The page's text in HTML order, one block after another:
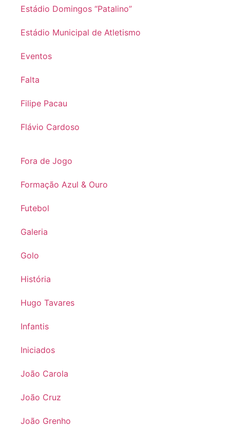
Estádio Domingos “Patalino”
Estádio Municipal de Atletismo
Eventos
Falta
Filipe Pacau
Flávio Cardoso
Fora de Jogo
Formação Azul & Ouro
Futebol
Galeria
Golo
História
Hugo Tavares
Infantis
Iniciados
João Carola
João Cruz
João Grenho